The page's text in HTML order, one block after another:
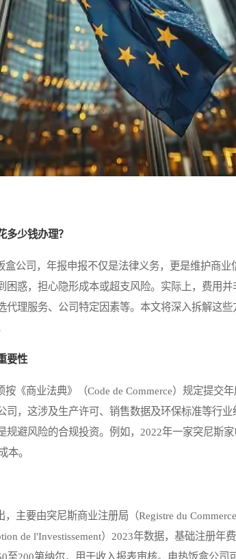
多少钱办理？
公司，年报申报不仅是法律义务，更是维护商业
困惑，担心隐形成本或超支风险。实际上，费用
代理服务、公司特定因素等。本文将深入拆解这
要性
商业法典》（Code de Commerce）规定提交
司，这涉及生产许可、销售数据及环保标准等行
规避风险的合规投资。例如，2022年一家突尼斯
本。
要由突尼斯商业注册局（Registre du
de l'Investissement）2023年数据，基础注册年